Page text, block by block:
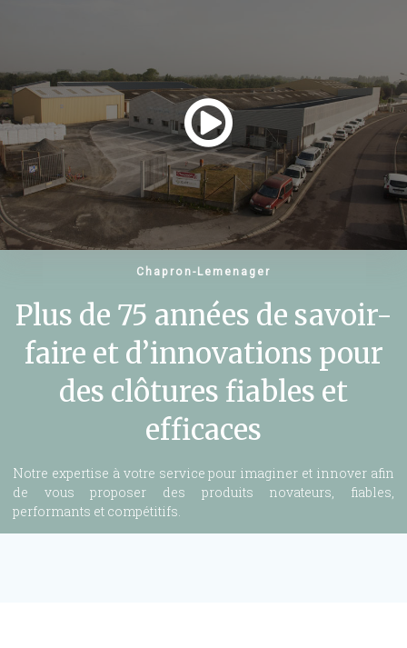
Chapron-Lemenager
Plus de 75 années de savoir-
faire et d’innovations pour
des clôtures fiables et
efficaces
Notre expertise à votre service pour imaginer et innover afin
de vous proposer des produits novateurs, fiables,
performants et compétitifs.